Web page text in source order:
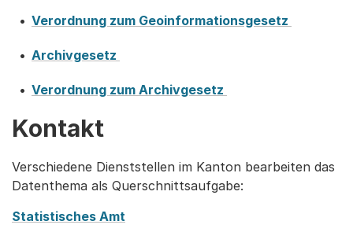
Verordnung zum Geoinformationsgesetz
Archivgesetz
Verordnung zum Archivgesetz
Kontakt
Verschiedene Dienststellen im Kanton bearbeiten das
Datenthema als Querschnittsaufgabe:
Statistisches Amt